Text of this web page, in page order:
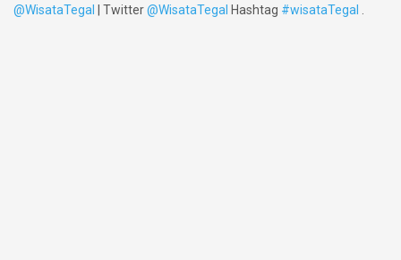
@WisataTegal
| Twitter@WisataTegal Hashtag #wisataTegal